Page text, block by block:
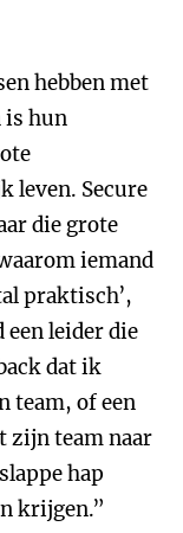
hebben met
is hun
leven. Secure
die grote
iemand
praktisch’,
een leider die
dat ik
team, of een
zijn team naar
hap
krijgen.”